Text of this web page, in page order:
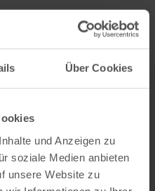
Über Cookies
und Anzeigen zu
soziale Medien anbieten
unsere Website zu
PLANEN